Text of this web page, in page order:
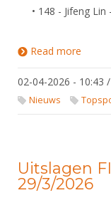
• 148 - Jifeng Lin
Read more
02-04-2026 - 10:43 /
Nieuws
Uitslagen
29/3/2026